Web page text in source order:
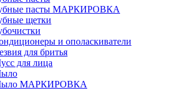
пасты МАРКИРОВКА
щетки
и ополаскиватели
для бритья
для лица
МАРКИРОВКА